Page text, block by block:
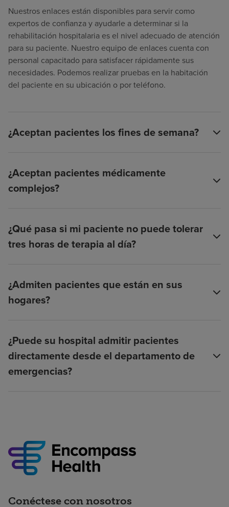
Nuestros enlaces están disponibles para servir como
expertos de confianza y ayudarle a determinar si la
rehabilitación hospitalaria es el nivel adecuado de atención
para su paciente. Nuestro equipo de enlaces cuenta con
personal capacitado para satisfacer rápidamente sus
necesidades. Podemos realizar pruebas en la habitación
del paciente en su ubicación o por teléfono.
¿Aceptan pacientes los fines de semana?
¿Aceptan pacientes médicamente
complejos?
¿Qué pasa si mi paciente no puede tolerar
tres horas de terapia al día?
¿Admiten pacientes que están en sus
hogares?
¿Puede su hospital admitir pacientes
directamente desde el departamento de
emergencias?
Conéctese con nosotros